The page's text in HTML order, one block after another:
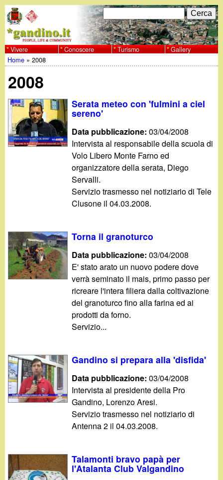
al
contenuto
w
w
w
.
g
i
n
t
F
o
r
d
r
i
e
c
a
C
e
r
c
Vivere Conoscere Turismo Gallery
Tu
sei
qui
Home »2008
2008
Serata meteo con 'fulmini a ciel
sereno'
Data pubblicazione:03/04/2008
Intervista al responsabile della scuola di
Volo Libero Monte Farno ed
organizzatore della serata, Diego
Servalli.
Servizio trasmesso nel notiziario di Tele
Clusone il 04.03.2008.
Torna il granoturco
Data pubblicazione:03/04/2008
E' stato arato un nuovo podere dove
verrà seminato il mais, primo passo per
ricreare l'intera filiera dalla coltivazione
del granoturco fino alla farina ed ai
prodotti da forno.
Servizio...
Gandino si prepara alla 'disfida'
Data pubblicazione:03/04/2008
Intervista al presidente della Pro
Gandino, Lorenzo Aresi.
Servizio trasmesso nel notiziario di
Antenna 2 il 04.03.2008.
Talamonti bravo papà per
l'Atalanta Club Valgandino